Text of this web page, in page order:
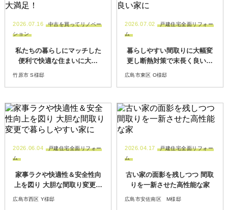
2026.07.16
中古を買ってリノベー
ション
私たちの暮らしにマッチした
便利で快適な住まいに大満
竹原市 S様邸
2026.07.02
戸建住宅全面リフォー
ム
暮らしやすい間取りに大幅変
更し断熱対策で末長く良い家
広島市東区 O様邸
2026.06.04
戸建住宅全面リフォー
ム
家事ラクや快適性＆安全性向
上を図り 大胆な間取り変更で
広島市西区 Y様邸
2026.04.17
戸建住宅全面リフォー
ム
古い家の面影を残しつつ 間取
りを一新させた高性能な家
広島市安佐南区 M様邸